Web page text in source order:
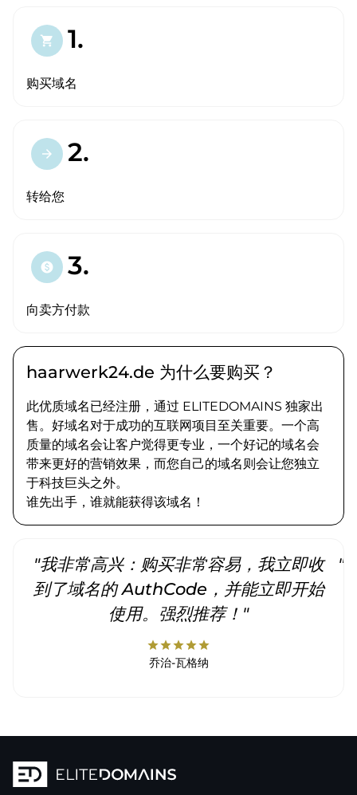
shopping_cart 1.
购买域名
arrow_forward 2.
转给您
paid 3.
向卖方付款
haarwerk24.de 为什么要购买？
此优质域名已经注册，通过 ELITEDOMAINS 独家出
售。好域名对于成功的互联网项目至关重要。一个高
质量的域名会让客户觉得更专业，一个好记的域名会
带来更好的营销效果，而您自己的域名则会让您独立
于科技巨头之外。
谁先出手，谁就能获得该域名！
"我非常高兴：购买非常容易，我立即收
到了域名的 AuthCode，并能立即开始
使用。强烈推荐！"
starstarstarstarstar
乔治-瓦格纳
"